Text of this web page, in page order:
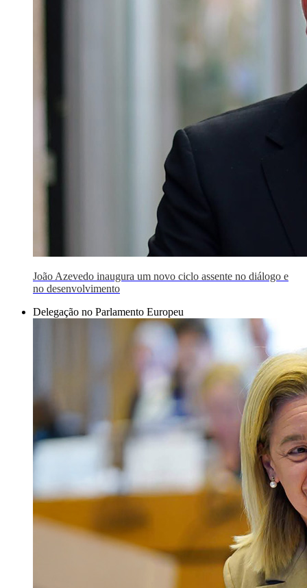
João Azevedo inaugura um novo ciclo assente no diálogo e
no desenvolvimento
Delegação no Parlamento Europeu